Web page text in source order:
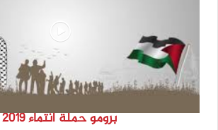
برومو حملة انتماء 2019